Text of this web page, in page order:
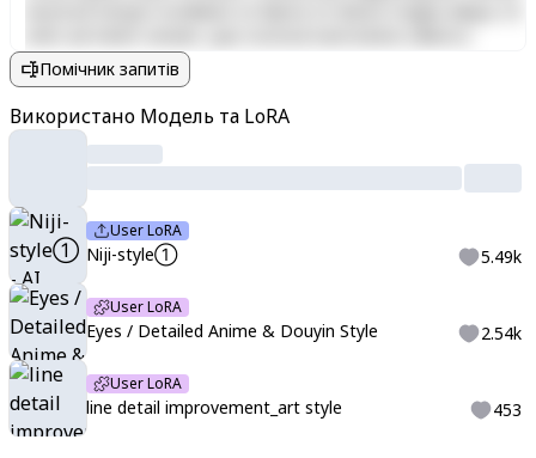
laboris nisi ut aliquip ex ea commodo consequat. Duis aute irure
dolor in reprehenderit in voluptate velit esse cillum dolore eu
fugiat nulla pariatur. Excepteur sint occaecat cupidatat non
proident, sunt in culpa qui officia deserunt mollit anim id est
Помічник запитів
Використано Модель та LoRA
User LoRA
Niji-style① 5.49k
User LoRA
Eyes / Detailed Anime & Douyin Style 2.54k
User LoRA
line detail improvement_art style 453